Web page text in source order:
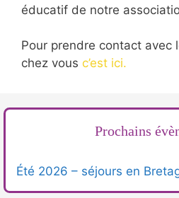
éducatif de notre
Pour prendre contact avec
chez vous c’est ici.
Prochains
Été 2026 – séjours en